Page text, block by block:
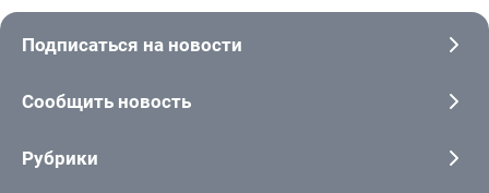
Подписаться на новости
Сообщить новость
Рубрики